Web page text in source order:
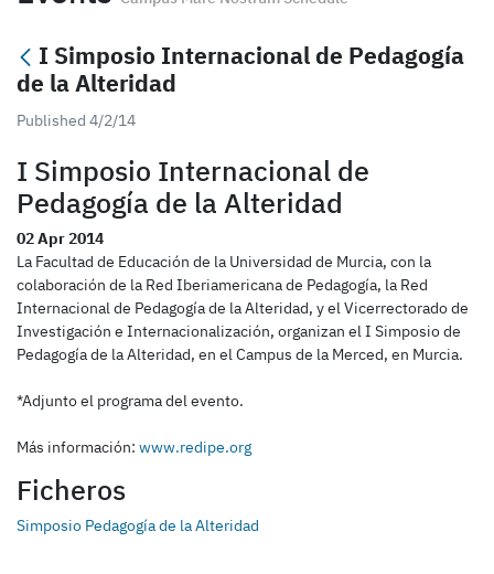
I Simposio Internacional de Pedagogía
de la Alteridad
Published 4/2/14
I Simposio Internacional de
Pedagogía de la Alteridad
02 Apr 2014
La Facultad de Educación de la Universidad de Murcia, con la
colaboración de la Red Iberiamericana de Pedagogía, la Red
Internacional de Pedagogía de la Alteridad, y el Vicerrectorado de
Investigación e Internacionalización, organizan el I Simposio de
Pedagogía de la Alteridad, en el Campus de la Merced, en Murcia.
*Adjunto el programa del evento.
Más información: www.redipe.org
Ficheros
Simposio Pedagogía de la Alteridad